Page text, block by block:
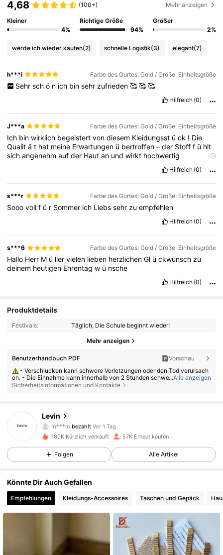
4,68 (100+) Mehr anzeigen
Kleiner
4%
Richtige Größe
94%
Größer
2%
werde ich wieder kaufen(2) schnelle Logistik(3) elegant(7)
h***i Farbe des Gurtes: Gold / Größe: Einheitsgröße
Sehr sch ö n ich bin sehr zufrieden 🥰 🥰 🥰
Hilfreich (0)
J***a Farbe des Gurtes: Gold / Größe: Einheitsgröße
Ich binwirklich begeistertvondiesem Kleidungsst ück ! Die
Qualität hat meine Erwartungen ü bertroffen–der Stofff ü hlt
sichangenehmaufder Hautan undwirkt hochwertig
Hilfreich (0)
s***r Farbe des Gurtes: Gold / Größe: Einheitsgröße
Sooovollf ü r Sommer ich Liebssehr zuempfehlen
Hilfreich (0)
s***6 Farbe des Gurtes: Gold / Größe: Einheitsgröße
Hallo Herr M ü llervielen lieben herzlichenGl ückwunsch zu
deinem heutigen Ehrentagw ü nsche
Hilfreich (0)
Produktdetails
Festivals: Täglich, Die Schule beginnt wieder!
Mehr anzeigen
Benutzerhandbuch PDF
Vorschau
- Verschlucken kann schwere Verletzungen oder den Tod verursach
en. - Die Einnahme kann innerhalb von 2 Stunden schwere innere Verät
zungen verursachen. - Suchen Sie sofort einen Arzt auf, wenn eine Batt
...Alle anzeigen
Sicherheitsinformationen und Kontakte
Levin
4,81
18K Follower
m***m bezahlt Vor 1 Tag
4,81
4,81 18K Follower
4,81
180K Kürzlich verkauft 57K Erneut kaufen
Folgen Alle Artikel
Könnte Dir Auch Gefallen
Empfehlungen Kleidungs-Accessoires Taschen und Gepäck